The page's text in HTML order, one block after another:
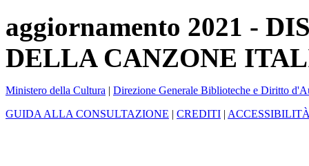
aggiornamento 2021 -
DELLA CANZONE
Ministero della Cultura | Direzione Generale Biblioteche e Diritto
GUIDA ALLA CONSULTAZIONE | CREDITI |